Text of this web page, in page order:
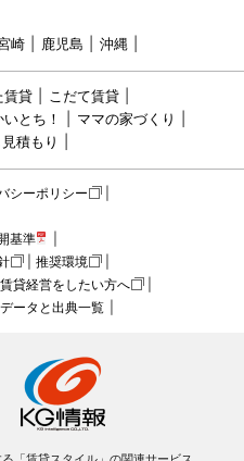
崎 鹿児島 沖縄
賃貸
こだて賃貸
いとち！
ママの家づくり
積もり
シーポリシー
基準
推奨環境
貸経営をしたい方へ
ータと出典一覧